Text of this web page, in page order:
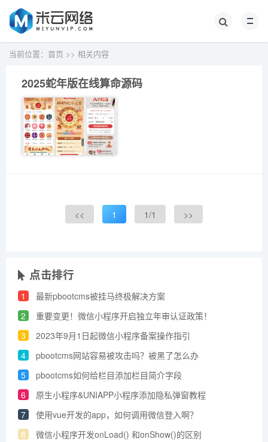
当前位置： 首页 >> 相关内容
2025蛇年版在线算命源码
<< 1 1/1 >>
点击排行
1
最新pbootcms被挂马终极解决方案
2
重要变更！微信小程序开启独立年审认证政策！
3
2023年9月1日起微信小程序备案操作指引
4
pbootcms网站容易被攻击吗？被黑了怎么办
5
pbootcms如何给栏目添加栏目简介字段
6
原生小程序&UNIAPP小程序添加​隐私弹窗教程
7
使用vue开发的app，如何调用微信登入啊？
8
微信小程序开发onLoad() 和onShow()的区别